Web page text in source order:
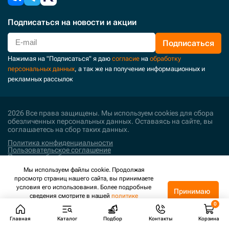
Подписаться на новости и акции
Подписаться
Нажимая на "Подписаться" я даю согласие на обработку
персональных данных, а так же на получение информационных и
рекламных рассылок
2026 Все права защищены. Мы используем cookies для сбора
обезличенных персональных данных. Оставаясь на сайте, вы
соглашаетесь на сбор таких данных.
Политика конфиденциальности
Пользовательское соглашение
Политика обработки персональных данных
Поддержка и развитие
Главная Каталог Подбор Контакты Корзина
Мы используем файлы cookie. Продолжая
просмотр страниц нашего сайта, вы принимаете
условия его использования. Более подробные
сведения смотрите в нашей политике
конфиденциальности.
Принимаю